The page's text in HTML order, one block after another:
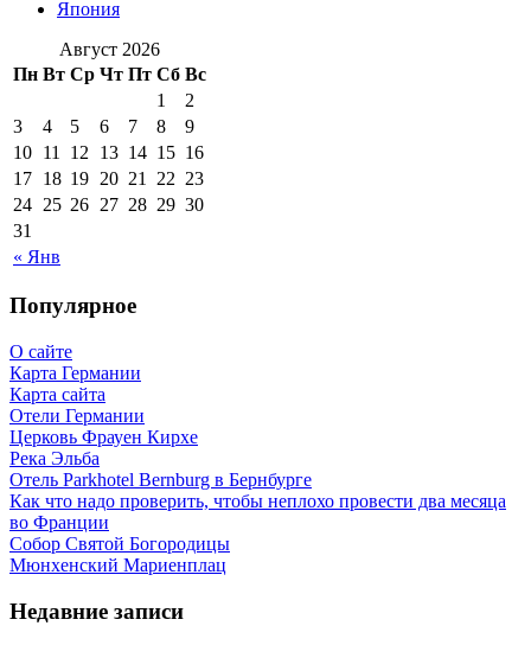
Япония
Август 2026
Пн Вт Ср Чт Пт Сб Вс
« Янв
1
2
3
4 5 6 7 8
9
10 11 12 13 14 15 16
17 18 19 20 21 22 23
24 25 26 27 28 29 30
31
Популярное
О сайте
Карта Германии
Карта сайта
Отели Германии
Церковь Фрауен Кирхе
Река Эльба
Отель Parkhotel Bernburg в Бернбурге
Как что надо проверить, чтобы неплохо провести два месяца
во Франции
Собор Святой Богородицы
Мюнхенский Мариенплац
Недавние записи